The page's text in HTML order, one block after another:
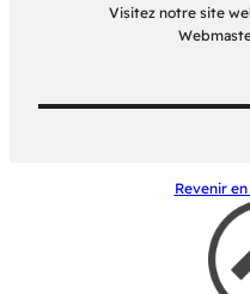
Visitez notre site
Revenir